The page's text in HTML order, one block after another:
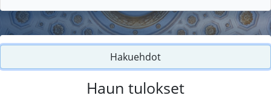
Hakuehdot
Haun tulokset